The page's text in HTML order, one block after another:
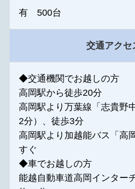
有 500台
交通アクセ
◆交通機関でお越しの方
高岡駅から徒歩20分
高岡駅より万葉線「志貴野
2分）、徒歩3分
高岡駅より加越能バス「高
すぐ
◆車でお越しの方
能越自動車道高岡インター